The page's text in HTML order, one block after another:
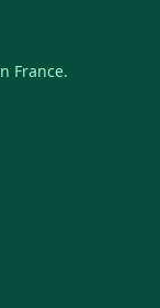
France.